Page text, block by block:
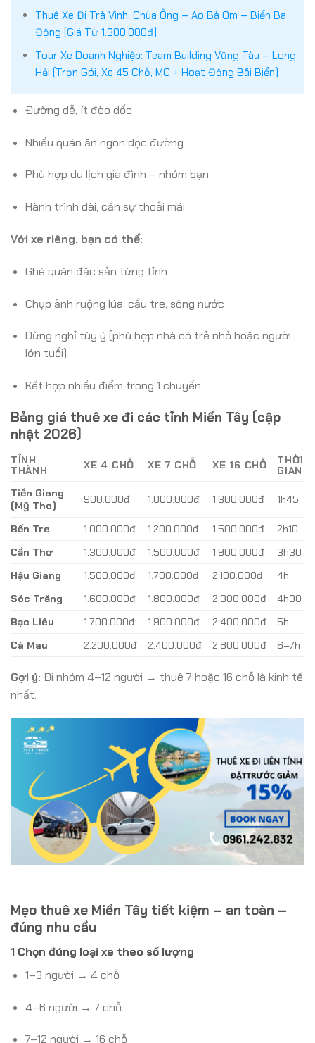
Thuê Xe Đi Trà Vinh: Chùa Ông – Ao Bà Om – Biển Ba
Động (Giá Từ 1.300.000đ)
Tour Xe Doanh Nghiệp: Team Building Vũng Tàu – Long
Hải (Trọn Gói, Xe 45 Chỗ, MC + Hoạt Động Bãi Biển)
Đường dễ, ít đèo dốc
Nhiều quán ăn ngon dọc đường
Phù hợp du lịch gia đình – nhóm bạn
Hành trình dài, cần sự thoải mái
Với xe riêng, bạn có thể:
Ghé quán đặc sản từng tỉnh
Chụp ảnh ruộng lúa, cầu tre, sông nước
Dừng nghỉ tùy ý (phù hợp nhà có trẻ nhỏ hoặc người
lớn tuổi)
Kết hợp nhiều điểm trong 1 chuyến
Bảng giá thuê xe đi các tỉnh Miền Tây (cập
nhật 2026)
TỈNH
THÀNH
XE 4 CHỖ XE 7 CHỖ XE 16 CHỖ
THỜI
GIAN
Tiền Giang
(Mỹ Tho)
900.000đ 1.000.000đ 1.300.000đ 1h45
Bến Tre 1.000.000đ 1.200.000đ 1.500.000đ
2h10
Cần Thơ
1.300.000đ 1.500.000đ 1.900.000đ
3h30
Hậu Giang
1.500.000đ 1.700.000đ 2.100.000đ
4h
Sóc Trăng
1.600.000đ 1.800.000đ 2.300.000đ
4h30
Bạc Liêu
1.700.000đ 1.900.000đ 2.400.000đ
5h
Cà Mau
2.200.000đ 2.400.000đ 2.800.000đ 6–7h
Gợi ý: Đi nhóm 4–12 người → thuê 7 hoặc 16 chỗ là kinh tế
nhất.
Mẹo thuê xe Miền Tây tiết kiệm – an toàn –
đúng nhu cầu
1 Chọn đúng loại xe theo số lượng
1–3 người → 4 chỗ
4–6 người → 7 chỗ
7–12 người → 16 chỗ